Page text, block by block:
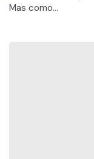
Mas como...